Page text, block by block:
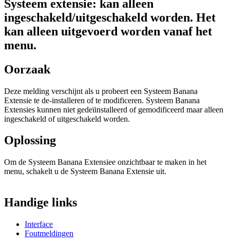
Systeem extensie: kan alleen
ingeschakeld/uitgeschakeld worden. Het
kan alleen uitgevoerd worden vanaf het
menu.
Oorzaak
Deze melding verschijnt als u probeert een Systeem Banana
Extensie te de-installeren of te modificeren. Systeem Banana
Extensies kunnen niet gedeïinstalleerd of gemodificeerd maar alleen
ingeschakeld of uitgeschakeld worden.
Oplossing
Om de Systeem Banana Extensiee onzichtbaar te maken in het
menu, schakelt u de Systeem Banana Extensie uit.
Handige links
Interface
Foutmeldingen